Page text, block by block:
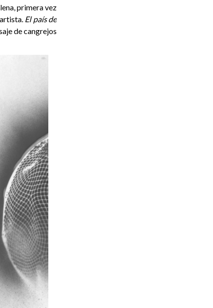
primera vez
El país de
de cangrejos